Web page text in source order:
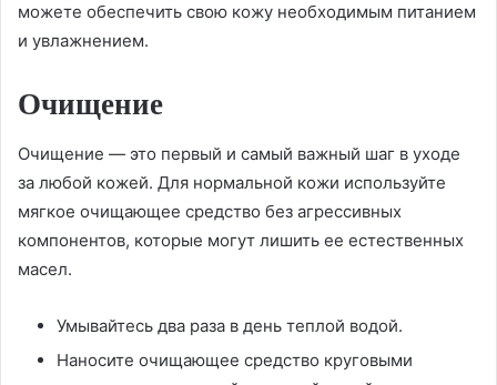
можете обеспечить свою кожу необходимым питанием
и увлажнением.
Очищение
Очищение — это первый и самый важный шаг в уходе
за любой кожей. Для нормальной кожи используйте
мягкое очищающее средство без агрессивных
компонентов, которые могут лишить ее естественных
масел.
Умывайтесь два раза в день теплой водой.
Наносите очищающее средство круговыми